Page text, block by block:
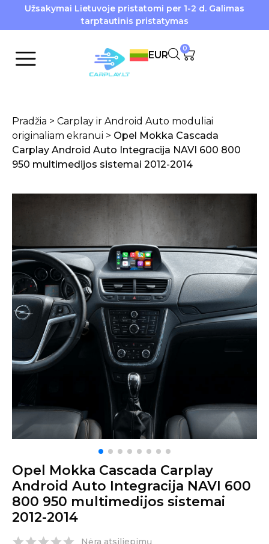
Užsakymai Lietuvoje pristatomi per 1-2 d. Galimas
tarptautinis pristatymas
EUR
0
Pradžia > Carplay ir Android Auto moduliai
originaliam ekranui > Opel Mokka Cascada
Carplay Android Auto Integracija NAVI 600 800
950 multimedijos sistemai 2012-2014
Opel Mokka Cascada Carplay
Android Auto Integracija NAVI 600
800 950 multimedijos sistemai
2012-2014
Nėra atsiliepimų